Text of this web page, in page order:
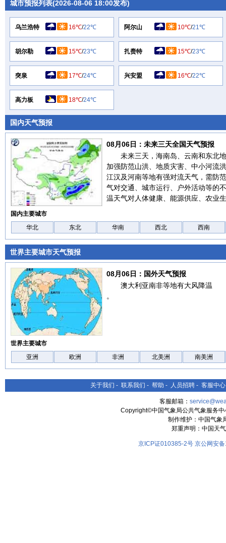
城市预报列表(2026-08-06 18:00发布)
乌兰浩特 16℃/22℃ 阿尔山 10℃/21℃
胡尔勒 15℃/23℃ 扎赉特 15℃/23℃
突泉 17℃/24℃ 兴安盟 16℃/22℃
高力板 18℃/24℃
国内天气预报
08月06日：未来三天全国天气预报
未来三天，海南岛、云南和东北
加强防范山洪、地质灾害、中小河流
江汉及河南等地有强对流天气，需防
气对交通、城市运行、户外活动等的
温天气对人体健康、能源供应、农业
国内主要城市
华北
东北 华南 西北 西南
世界主要城市天气预报
08月06日：国外天气预报
澳大利亚南非等地有大风降温
。
世界主要城市
亚洲
欧洲 非洲 北美洲 南美洲
关于我们 - 联系我们 - 帮助 - 人员招聘 - 客服中心
客服邮箱：
Copyright©中国气象局公共气象服务
制作维护：中国气象
郑重声明：中国天
京ICP证010385-2号 京公网安